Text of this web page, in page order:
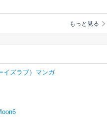
もっと見る
イズラブ）マンガ